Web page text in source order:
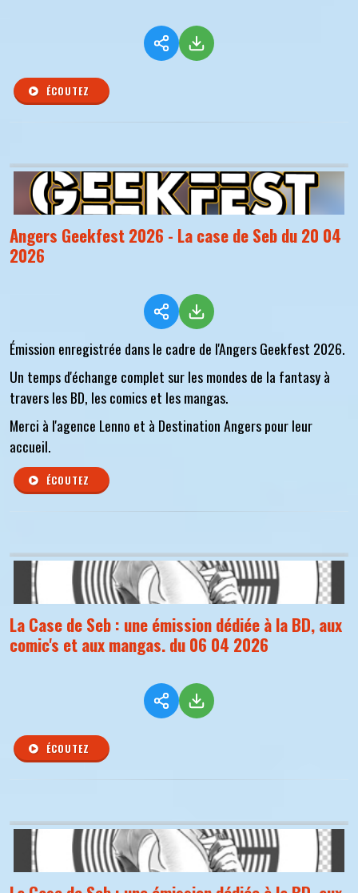
ÉCOUTEZ
Angers Geekfest 2026 - La case de Seb du 20 04
2026
Émission enregistrée dans le cadre de l'Angers Geekfest 2026.
Un temps d'échange complet sur les mondes de la fantasy à
travers les BD, les comics et les mangas.
Merci à l'agence Lenno et à Destination Angers pour leur
accueil.
ÉCOUTEZ
La Case de Seb : une émission dédiée à la BD, aux
comic's et aux mangas. du 06 04 2026
ÉCOUTEZ